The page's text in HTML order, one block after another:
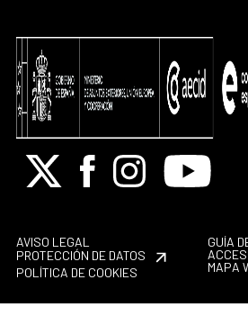
X FacebookInstagramYoutube
AVISO LEGAL
PROTECCIÓN DE DATOS
POLÍTICA DE COOKIES
GUÍA
MAPA